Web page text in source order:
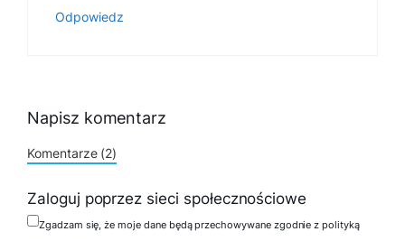
Odpowiedz
Napisz komentarz
Komentarze (2)
Zaloguj poprzez sieci społecznościowe
Zgadzam się, że moje dane będą przechowywane zgodnie z polityką